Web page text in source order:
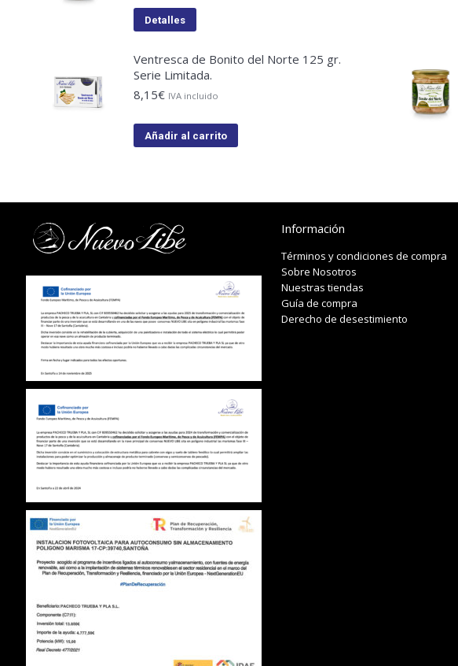
Detalles
Ventresca de Bonito del Norte 125 gr.
Serie Limitada.
8,15€ IVA incluido
Añadir al carrito
Información
Términos y condiciones de compra
Sobre Nosotros
Nuestras tiendas
Guía de compra
Derecho de desestimiento